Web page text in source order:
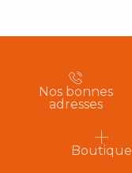
Nos bonnes
adresses
Boutique